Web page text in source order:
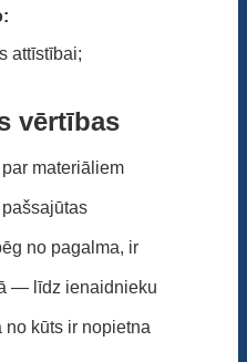
attīstībai;
vērtības
materiāliem
no pagalma, ir
— līdz ienaidnieku
kūts ir nopietna